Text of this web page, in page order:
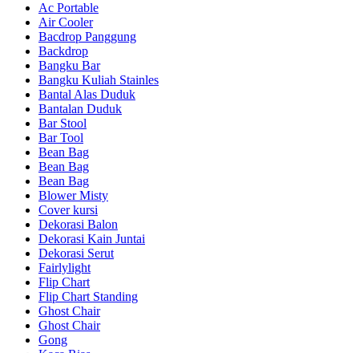
Ac Portable
Air Cooler
Bacdrop Panggung
Backdrop
Bangku Bar
Bangku Kuliah Stainles
Bantal Alas Duduk
Bantalan Duduk
Bar Stool
Bar Tool
Bean Bag
Bean Bag
Bean Bag
Blower Misty
Cover kursi
Dekorasi Balon
Dekorasi Kain Juntai
Dekorasi Serut
Fairlylight
Flip Chart
Flip Chart Standing
Ghost Chair
Ghost Chair
Gong